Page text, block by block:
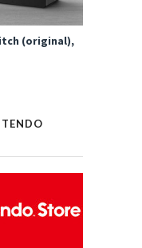
(original),